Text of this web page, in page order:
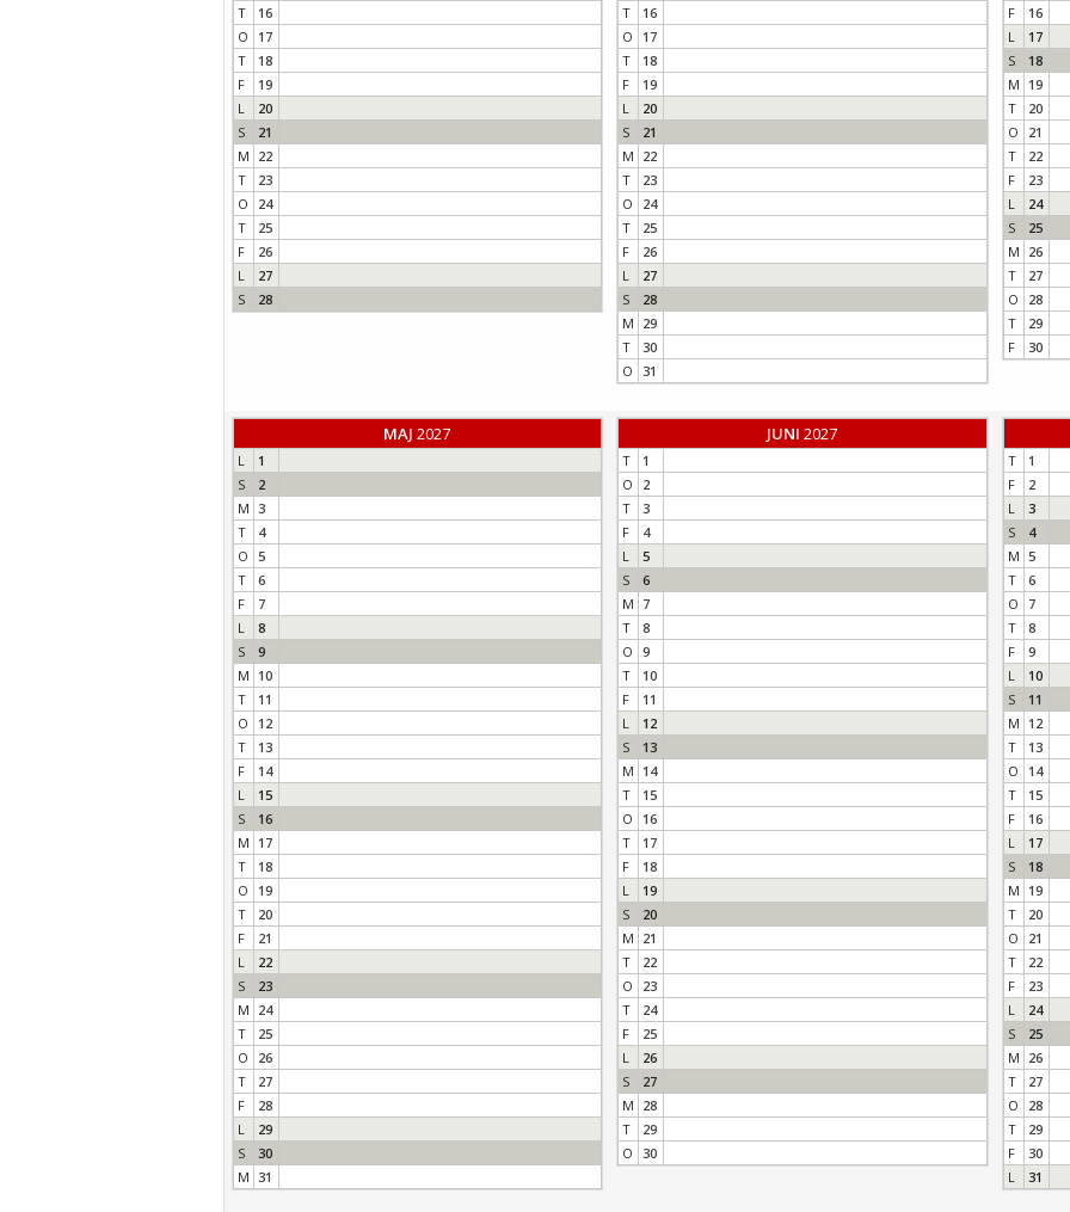
T
16
O
17
T
18
F
19
L
20
S
21
M 22
T
23
O
24
T
25
F
26
L
27
S
28
T
16
O
17
T
18
F
19
L
20
S
21
M 22
T
23
O
24
T
25
F
26
L
27
S
28
M 29
T
30
O 31
F
16
L
17
S
18
M 19
T
20
O
21
T
22
F
23
L
24
S
25
M 26
T
27
O
28
T
29
F
30
MAJ 2027
L
1
S
2
M 3
T
4
O 5
T
6
F
7
L
8
S
9
M 10
T
11
O
12
T
13
F
14
L
15
S
16
M 17
T
18
O
19
T
20
F
21
L
22
S
23
M 24
T
25
O
26
T
27
F
28
L
29
S
30
M 31
JUNI 2027
T
1
O
2
T
3
F
4
L
5
S
6
M 7
T
8
O 9
T
10
F
11
L
12
S
13
M 14
T
15
O
16
T
17
F
18
L
19
S
20
M 21
T
22
O
23
T
24
F
25
L
26
S
27
M 28
T
29
O 30
T
1
F
2
L
3
S
4
M 5
T
6
O
7
T
8
F
9
L
10
S
11
M 12
T
13
O
14
T
15
F
16
L
17
S
18
M 19
T
20
O
21
T
22
F
23
L
24
S
25
M 26
T
27
O
28
T
29
F
30
L
31